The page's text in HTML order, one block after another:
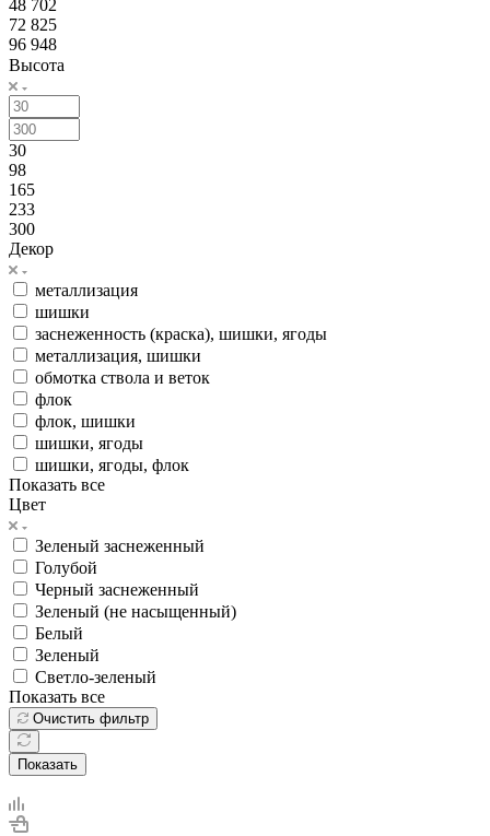
48 702
72 825
96 948
Высота
30
98
165
233
300
Декор
металлизация
шишки
заснеженность (краска), шишки, ягоды
металлизация, шишки
обмотка ствола и веток
флок
флок, шишки
шишки, ягоды
шишки, ягоды, флок
Показать все
Цвет
Зеленый заснеженный
Голубой
Черный заснеженный
Зеленый (не насыщенный)
Белый
Зеленый
Светло-зеленый
Показать все
Очистить фильтр
Показать